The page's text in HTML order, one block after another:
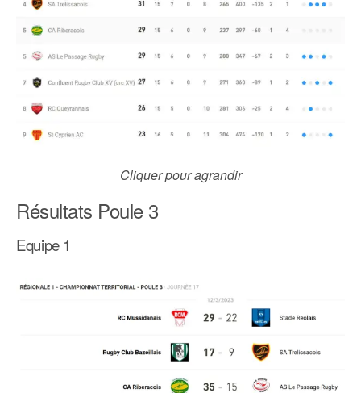
Cliquer pour agrandir
Résultats Poule 3
Equipe 1